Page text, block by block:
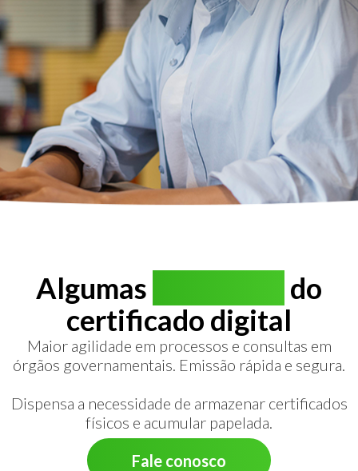
Algumas
do
certificado digital
Maior agilidade em processos e consultas em
órgãos governamentais. Emissão rápida e segura.
Dispensa a necessidade de armazenar certificados
físicos e acumular papelada.
Fale conosco